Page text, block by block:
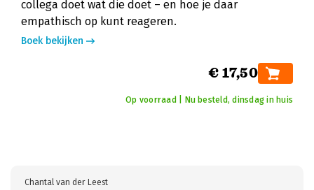
collega doet wat die doet – en hoe je daar
empathisch op kunt reageren.
Boek bekijken
€ 17,50
Op voorraad | Nu besteld, dinsdag in huis
Chantal van der Leest